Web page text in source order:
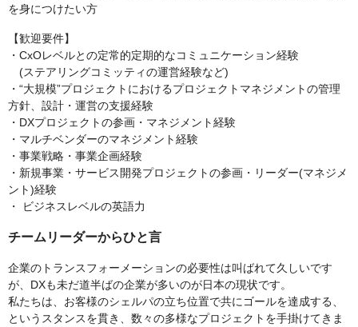
を身につけたい方
【歓迎要件】
・CxOレベルとの定常的定期的なコミュニケーション経験
(ステアリングコミッティの運営経験など)
・“大規模”プロジェクトにおけるプロジェクトマネジメントの管理
方針、設計・運営の支援経験
・DXプロジェクトの参画・マネジメント経験
・マルチベンダーのマネジメント経験
・事業戦略・事業企画経験
・新規事業・サービス開発プロジェクトの参画・リーダー(マネジメ
ント)経験
・ ビジネスレベルの英語力
チームリーダーからひと言
企業のトランスフォーメーションの必要性は叫ばれて久しいです
が、DXも未だ道半ばの企業が多いのが日本の現状です。
私たちは、お客様のシェルパの立ち位置で共にゴールを達成する、
というスタンスを貫き、数々の多様なプロジェクトを手掛けてきま